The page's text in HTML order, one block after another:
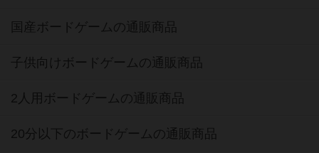
国産ボードゲームの通販商品
子供向けボードゲームの通販商品
2人用ボードゲームの通販商品
20分以下のボードゲームの通販商品